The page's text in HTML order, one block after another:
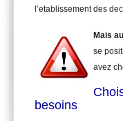
l’etablissement des
Mais
se
avez
besoins